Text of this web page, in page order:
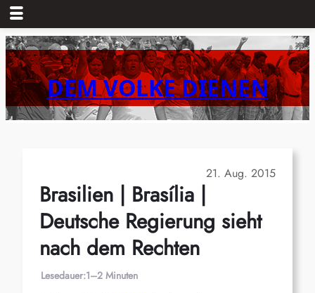
Zum
Inhalt
springenDEM VOLKE DIENEN
21. Aug. 2015
Brasilien | Brasília |
Deutsche Regierung sieht
nach dem Rechten
Lesedauer:1–2 Minuten